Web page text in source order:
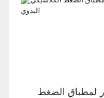
لمطباق الضغط